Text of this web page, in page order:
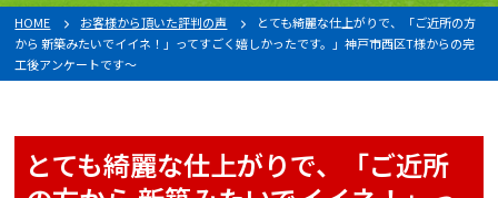
HOME お客様から頂いた評判の声
とても綺麗な仕上がりで、「ご近所の方
から 新築みたいでイイネ！」ってすごく嬉しかったです。」神戸市西区T様からの完
工後アンケートです〜
とても綺麗な仕上がりで、「ご近所